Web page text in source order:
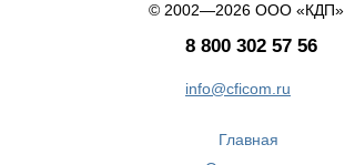
© 2002—2026 ООО «КДП»
8 800 302 57 56
info@cficom.ru
Главная